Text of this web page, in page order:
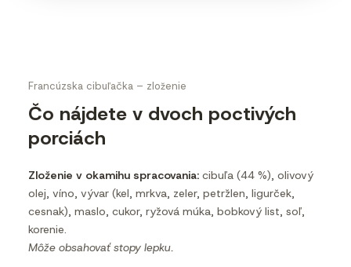
Francúzska cibuľačka – zloženie
Čo nájdete v dvoch poctivých
porciách
Zloženie v okamihu spracovania: cibuľa (44 %), olivový
olej, víno, vývar (kel, mrkva, zeler, petržlen, ligurček,
cesnak), maslo, cukor, ryžová múka, bobkový list, soľ,
korenie.
Môže obsahovať stopy lepku.